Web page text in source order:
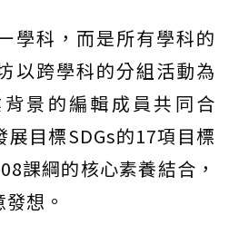
學科，而是所有學科的
以跨學科的分組活動為
景的編輯成員共同合
目標SDGs的17項目標
課綱的核心素養結合，
想。